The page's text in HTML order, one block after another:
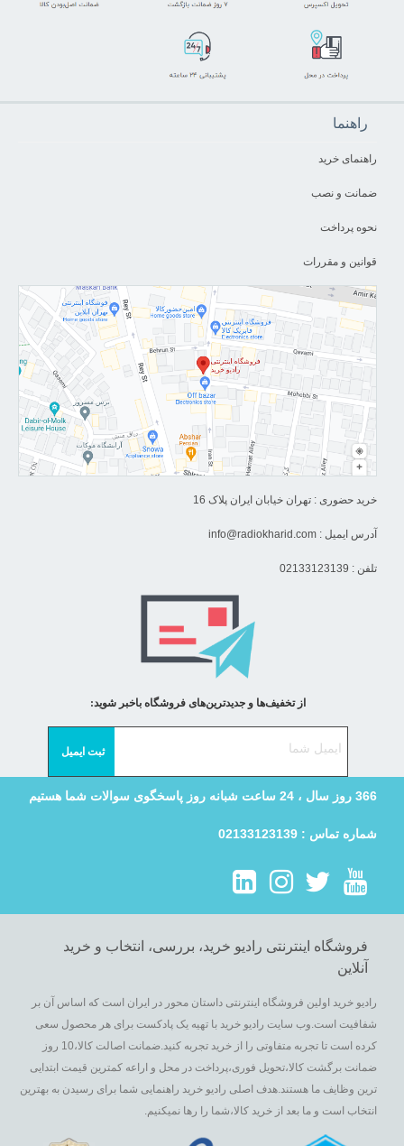
راهنما
راهنمای خرید
ضمانت و نصب
نحوه پرداخت
قوانین و مقررات
خرید حضوری : تهران خیابان ایران پلاک 16
آدرس ایمیل : info@radiokharid.com
تلفن : 02133123139
366 روز سال ، 24 ساعت شبانه روز پاسخگوی سوالات شما هستیم
شماره تماس : 02133123139
از تخفیف‌ها و جدیدترین‌های فروشگاه باخبر شوید:
فروشگاه اینترنتی رادیو خرید، بررسی، انتخاب و خرید
آنلاین
رادیو خرید اولین فروشگاه اینترنتی داستان محور در ایران است که اساس آن بر
شفافیت است.وب سایت رادیو خرید با تهیه یک پادکست برای هر محصول سعی
کرده است تا تجربه متفاوتی را از خرید تجربه کنید.ضمانت اصالت کالا،10 روز
ضمانت برگشت کالا،تحویل فوری،پرداخت در محل و اراعه کمترین قیمت ابتدایی
ترین وظایف ما هستند.هدف اصلی رادیو خرید راهنمایی شما برای رسیدن به بهترین
انتخاب است و ما بعد از خرید کالا،شما را رها نمیکنیم.